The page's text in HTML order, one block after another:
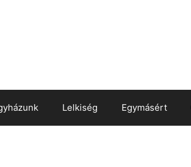
Lelkiség Egymásért